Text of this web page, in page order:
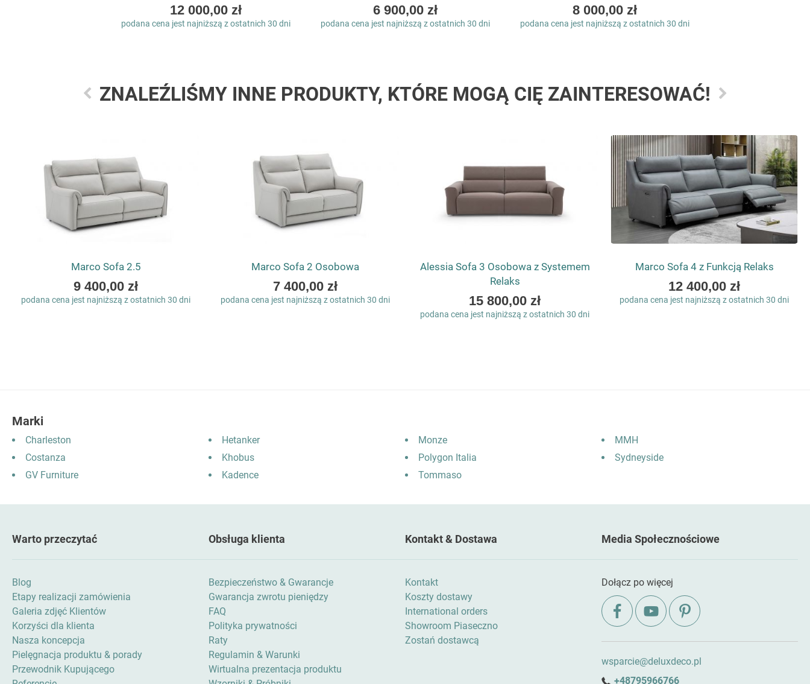
As
low
12 000,00 zł
podana cena jest najniższą z ostatnich 30 dni
As
low
6 900,00 zł
podana cena jest najniższą z ostatnich 30 dni
As
low
8 000,00 zł
podana cena jest najniższą z ostatnich 30 dni
ZNALEŹLIŚMY INNE PRODUKTY, KTÓRE MOGĄ CIĘ ZAINTERESOWAĆ!
Marco Sofa 2.5
As
low
9 400,00 zł
podana cena jest najniższą z ostatnich 30 dni
Marco Sofa 2 Osobowa
As
low
7 400,00 zł
podana cena jest najniższą z ostatnich 30 dni
Alessia Sofa 3 Osobowa z Systemem
Relaks
As
low
15 800,00 zł
podana cena jest najniższą z ostatnich 30 dni
Marco Sofa 4 z Funkcją Relaks
As
low
12 400,00 zł
podana cena jest najniższą z ostatnich 30 dni
Marki
Charleston
Costanza
GV Furniture
Hetanker
Khobus
Kadence
Monze
Polygon Italia
Tommaso
MMH
Sydneyside
Warto przeczytać
Blog
Etapy realizacji zamówienia
Galeria zdjęć Klientów
Korzyści dla klienta
Nasza koncepcja
Pielęgnacja produktu & porady
Przewodnik Kupującego
Obsługa klienta
Bezpieczeństwo & Gwarancje
Gwarancja zwrotu pieniędzy
FAQ
Polityka prywatności
Raty
Regulamin & Warunki
Wirtualna prezentacja produktu
Kontakt & Dostawa
Kontakt
Koszty dostawy
International orders
Showroom Piaseczno
Zostań dostawcą
Media Społecznościowe
Dołącz po więcej
wsparcie@deluxdeco.pl
+48795966766